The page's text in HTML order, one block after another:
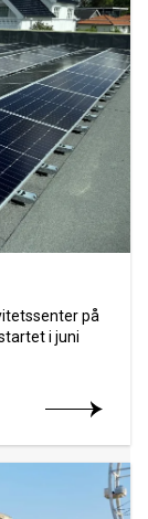
på
i juni